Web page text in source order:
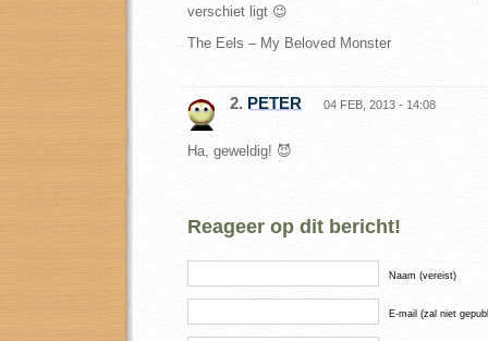
verschiet ligt 😉
The Eels – My Beloved Monster
2. PETER 04 FEB, 2013 - 14:08
Ha, geweldig! 😈
Reageer op dit bericht!
Naam (vereist)
E-mail (zal niet